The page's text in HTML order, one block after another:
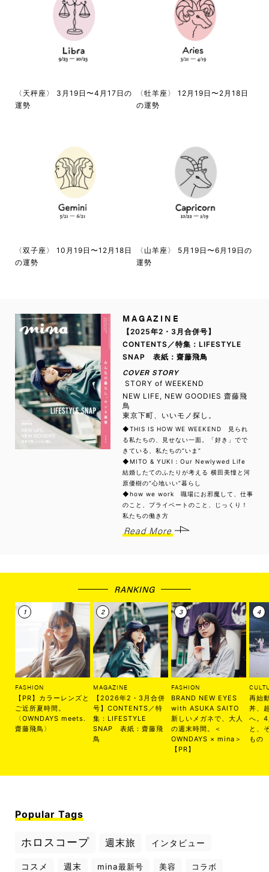
〈天秤座〉 3月19日〜4月17日の
運勢
〈牡羊座〉 12月19日〜2月18日
の運勢
〈双子座〉 10月19日〜12月18日
の運勢
〈山羊座〉 5月19日〜6月19日の
運勢
MAGAZINE
【2025年2・3月合併号】
CONTENTS／特集：LIFESTYLE
SNAP 表紙：齋藤飛鳥
COVER STORY
STORY of WEEKEND
NEW LIFE, NEW GOODIES 齋藤飛
鳥
東京下町、いいモノ探し。
◆THIS IS HOW WE WEEKEND 見られ
る私たちの、見せない一面。「好き」でで
きている、私たちの“いま”
◆MITO & YUKI：Our Newlywed Life
結婚したてのふたりが考える 横田美憧と河
原優樹の“心地いい”暮らし
◆how we work 職場にお邪魔して、仕事
のこと、プライベートのこと、じっくり！
私たちの働き方
Read More
RANKING
FASHION
【PR】カラーレンズと
ご近所夏時間。
〈OWNDAYS meets.
齋藤飛鳥〉
MAGAZINE
【2026年2・3月合併
号】CONTENTS／特
集：LIFESTYLE
SNAP 表紙：齋藤飛
鳥
FASHION
BRAND NEW EYES
with ASUKA SAITO
新しいメガネで、大人
の週末時間。＜
OWNDAYS × mina＞
【PR】
再始
丼、
へ。
と、
もの
Popular Tags
ホロスコープ 週末旅 インタビュー
コスメ 週末 mina最新号 美容 コラボ